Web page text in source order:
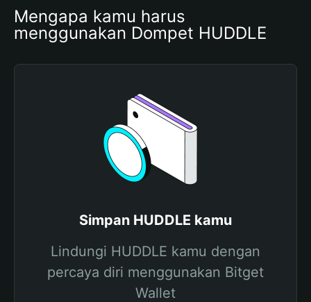
Mengapa kamu harus
menggunakan Dompet HUDDLE
Simpan HUDDLE kamu
Lindungi HUDDLE kamu dengan
percaya diri menggunakan Bitget
Wallet